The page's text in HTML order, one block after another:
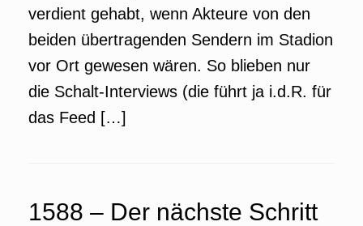
verdient gehabt, wenn Akteure von den
beiden übertragenden Sendern im Stadion
vor Ort gewesen wären. So blieben nur
die Schalt-Interviews (die führt ja i.d.R. für
das Feed […]
1588 – Der nächste Schritt